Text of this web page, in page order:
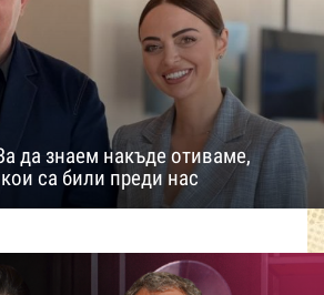
да знаем накъде отиваме,
са били преди нас